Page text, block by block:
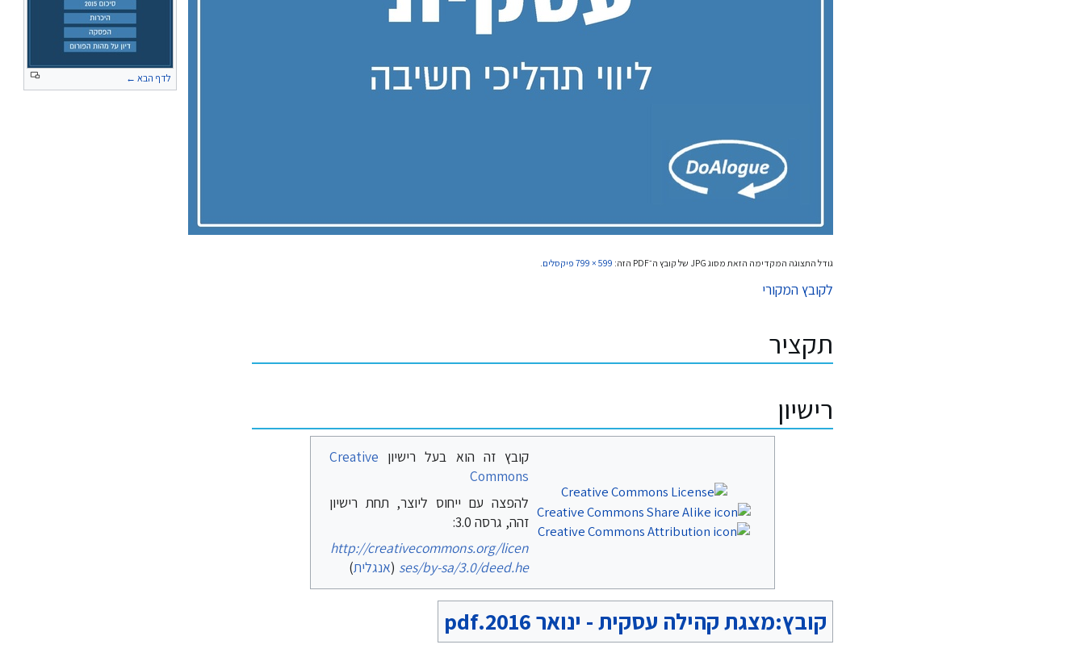
גודל התצוגה המקדימה הזאת מסוג JPG של קובץ ה־PDF הזה: 799 × 599 פיקסלים.
לדף הבא ←
לקובץ המקורי
תקציר
רישיון
קובץ זה הוא בעל רישיון Creative
Commons
להפצה עם ייחוס ליוצר, תחת רישיון
זהה, גרסה 3.0:
http://creativecommons.org/licen
ses/by-sa/3.0/deed.he
(אנגלית)
קובץ:מצגת קהילה עסקית - ינואר 2016.pdf